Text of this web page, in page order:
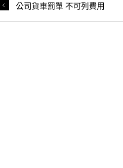
公司貨車罰單 不可列費用